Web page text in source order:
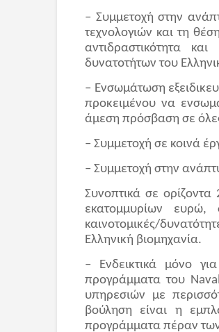
– Συμμετοχή στην
τεχνολογιών και τη
αντιδραστικότητα
δυνατοτήτων του
– Ενσωμάτωση
προκειμένου να
άμεση πρόσβαση σε
– Συμμετοχή σε κοινά
– Συμμετοχή στην
Συνοπτικά σε
εκατομμυρίων ευρώ,
καινοτομικές/
Ελληνική βιομηχανία.
– Ενδεικτικά μόνο
προγράμματα του
υπηρεσιών με
βούληση είναι η
προγράμματα πέραν